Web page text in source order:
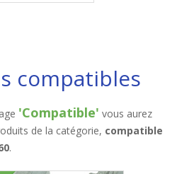
compatibles
'Compatible' vous aurez
de la catégorie, compatible
.